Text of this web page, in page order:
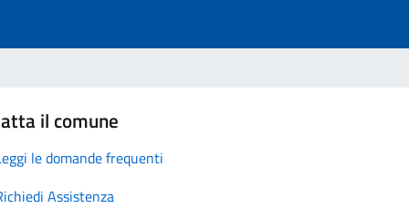
il comune
le domande frequenti
Assistenza